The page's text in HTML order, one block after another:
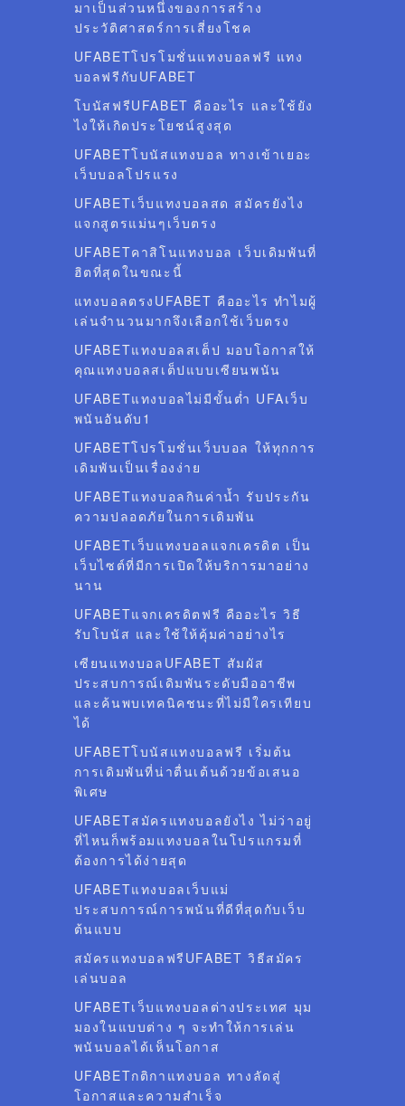
มาเป็นส่วนหนึ่งของการสร้าง
ประวัติศาสตร์การเสี่ยงโชค
UFABETโปรโมชั่นแทงบอลฟรี แทง
บอลฟรีกับUFABET
โบนัสฟรีUFABET คืออะไร และใช้ยัง
ไงให้เกิดประโยชน์สูงสุด
UFABETโบนัสแทงบอล ทางเข้าเยอะ
เว็บบอลโปรแรง
UFABETเว็บแทงบอลสด สมัครยังไง
แจกสูตรแม่นๆเว็บตรง
UFABETคาสิโนแทงบอล เว็บเดิมพันที่
ฮิตที่สุดในขณะนี้
แทงบอลตรงUFABET คืออะไร ทำไมผู้
เล่นจำนวนมากจึงเลือกใช้เว็บตรง
UFABETแทงบอลสเต็ป มอบโอกาสให้
คุณแทงบอลสเต็ปแบบเซียนพนัน
UFABETแทงบอลไม่มีขั้นต่ำ UFAเว็บ
พนันอันดับ1
UFABETโปรโมชั่นเว็บบอล ให้ทุกการ
เดิมพันเป็นเรื่องง่าย
UFABETแทงบอลกินค่าน้ำ รับประกัน
ความปลอดภัยในการเดิมพัน
UFABETเว็บแทงบอลแจกเครดิต เป็น
เว็บไซต์ที่มีการเปิดให้บริการมาอย่าง
นาน
UFABETแจกเครดิตฟรี คืออะไร วิธี
รับโบนัส และใช้ให้คุ้มค่าอย่างไร
เซียนแทงบอลUFABET สัมผัส
ประสบการณ์เดิมพันระดับมืออาชีพ
และค้นพบเทคนิคชนะที่ไม่มีใครเทียบ
ได้
UFABETโบนัสแทงบอลฟรี เริ่มต้น
การเดิมพันที่น่าตื่นเต้นด้วยข้อเสนอ
พิเศษ
UFABETสมัครแทงบอลยังไง ไม่ว่าอยู่
ที่ไหนก็พร้อมแทงบอลในโปรแกรมที่
ต้องการได้ง่ายสุด
UFABETแทงบอลเว็บแม่
ประสบการณ์การพนันที่ดีที่สุดกับเว็บ
ต้นแบบ
สมัครแทงบอลฟรีUFABET วิธีสมัคร
เล่นบอล
UFABETเว็บแทงบอลต่างประเทศ มุม
มองในแบบต่าง ๆ จะทำให้การเล่น
พนันบอลได้เห็นโอกาส
UFABETกติกาแทงบอล ทางลัดสู่
โอกาสและความสำเร็จ